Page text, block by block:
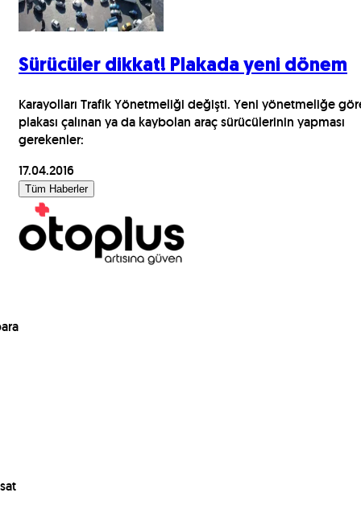
Sürücüler dikkat! Plakada yeni dönem
Karayolları Trafik Yönetmeliği değişti. Yeni yönetmeliğe
plakası çalınan ya da kaybolan araç sürücülerinin yapması
gerekenler:
17.04.2016
Tüm Haberler